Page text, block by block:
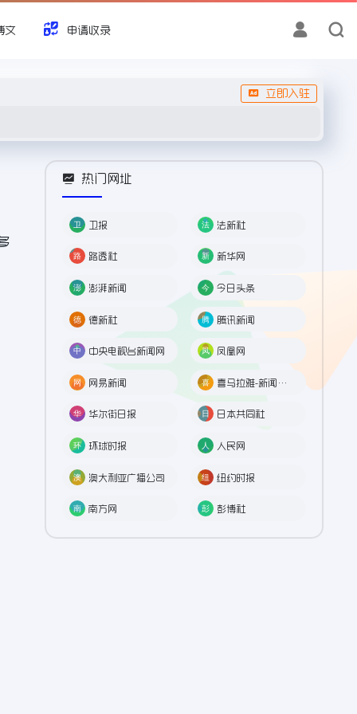
文 申请收录
立即入驻
热门网址
卫报 法新社
路透社 新华网
澎湃新闻 今日头条
德新社 腾讯新闻
中央电视台新闻网 凤凰网
网易新闻 喜马拉雅-新闻频道
华尔街日报 日本共同社
环球时报 人民网
澳大利亚广播公司 纽约时报
南方网 彭博社